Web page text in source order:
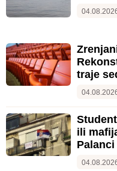
traje
ili
Palanci